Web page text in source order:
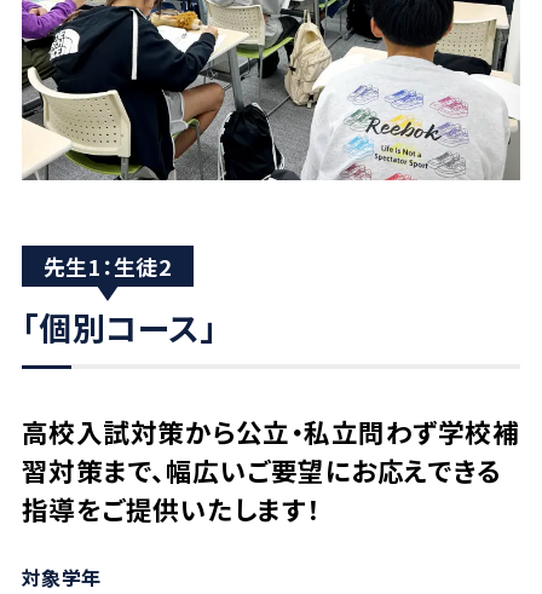
先生1：生徒2
「個別コース」
高校入試対策から公立・私立問わず学校補
習対策まで、幅広いご要望にお応えできる
指導をご提供いたします！
対象学年